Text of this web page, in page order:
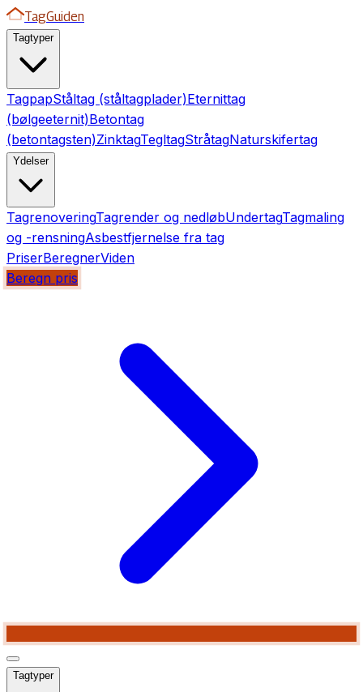
TagGuiden
Tagtyper
TagpapStåltag (ståltagplader)Eternittag
(bølgeeternit)Betontag
(betontagsten)ZinktagTegltagStråtagNaturskifertag
Ydelser
TagrenoveringTagrender og nedløbUndertagTagmaling
og -rensningAsbestfjernelse fra tag
PriserBeregnerViden
Beregn pris
Tagtyper